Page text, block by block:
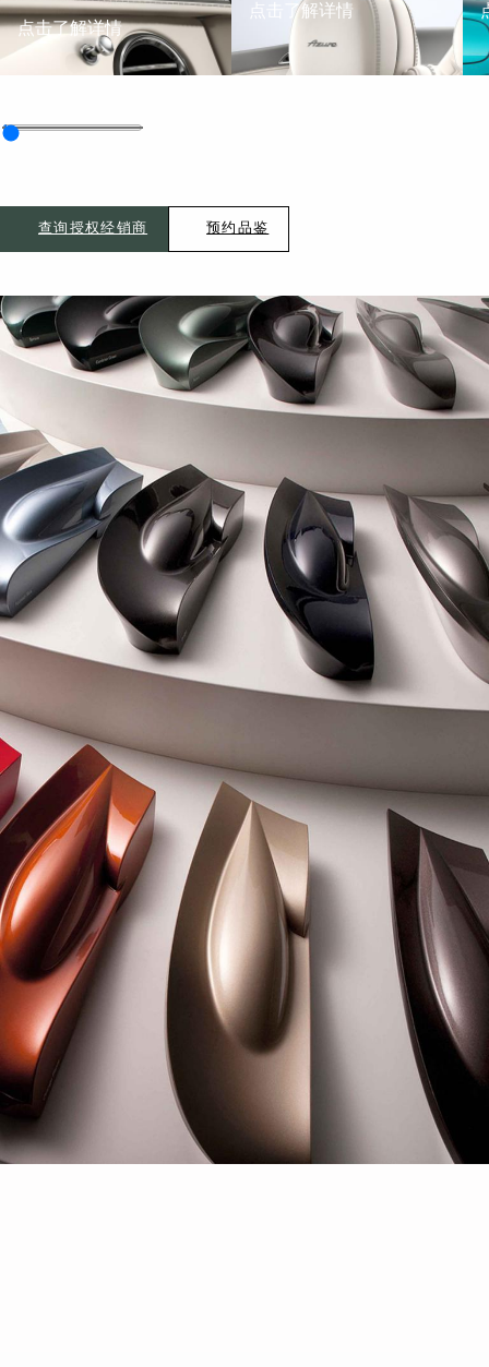
点击了解详情
点击了解详情
查询授权经销商 预约品鉴